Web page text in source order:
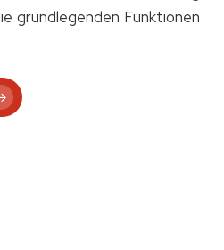
grundlegenden Funktionen